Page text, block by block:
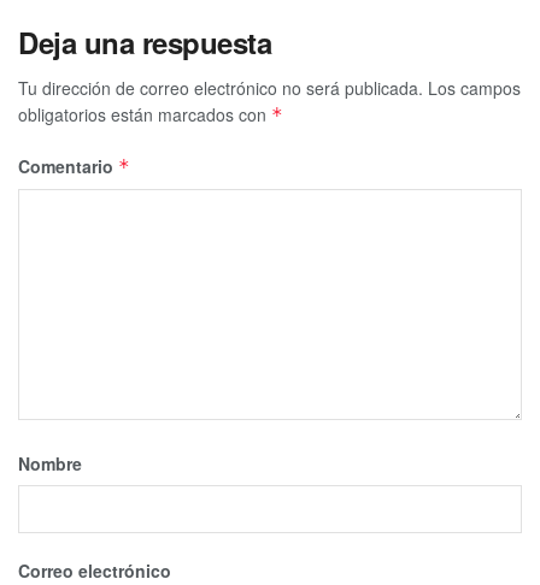
Deja una respuesta
Tu dirección de correo electrónico no será publicada. Los campos
obligatorios están marcados con *
Comentario *
Nombre
Correo electrónico